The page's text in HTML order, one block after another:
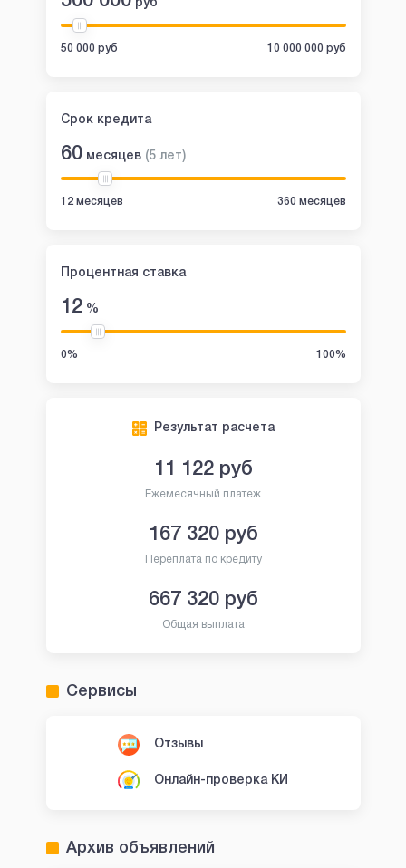
руб
50 000 руб 10 000 000 руб
Срок кредита
60 месяцев (5 лет)
12 месяцев 360 месяцев
Процентная ставка
12%
0% 100%
Результат расчета
11 122руб
Ежемесячный платеж
167 320руб
Переплата по кредиту
667 320руб
Общая выплата
Сервисы
Отзывы
Онлайн-проверка КИ
Архив объявлений